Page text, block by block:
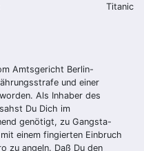
Titanic
Amtsgericht Berlin-
und einer
Als Inhaber des
Du Dich im
genötigt, zu Gangsta-
einem fingierten Einbruch
zu angeln. Daß Du den